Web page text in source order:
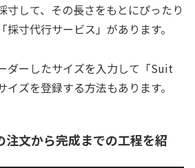
寸して、その長さをもとにぴったり
寸代行サービス」があります。
ダーしたサイズを入力して「Suit
ズを登録する方法もあります。
注文から完成までの工程を紹